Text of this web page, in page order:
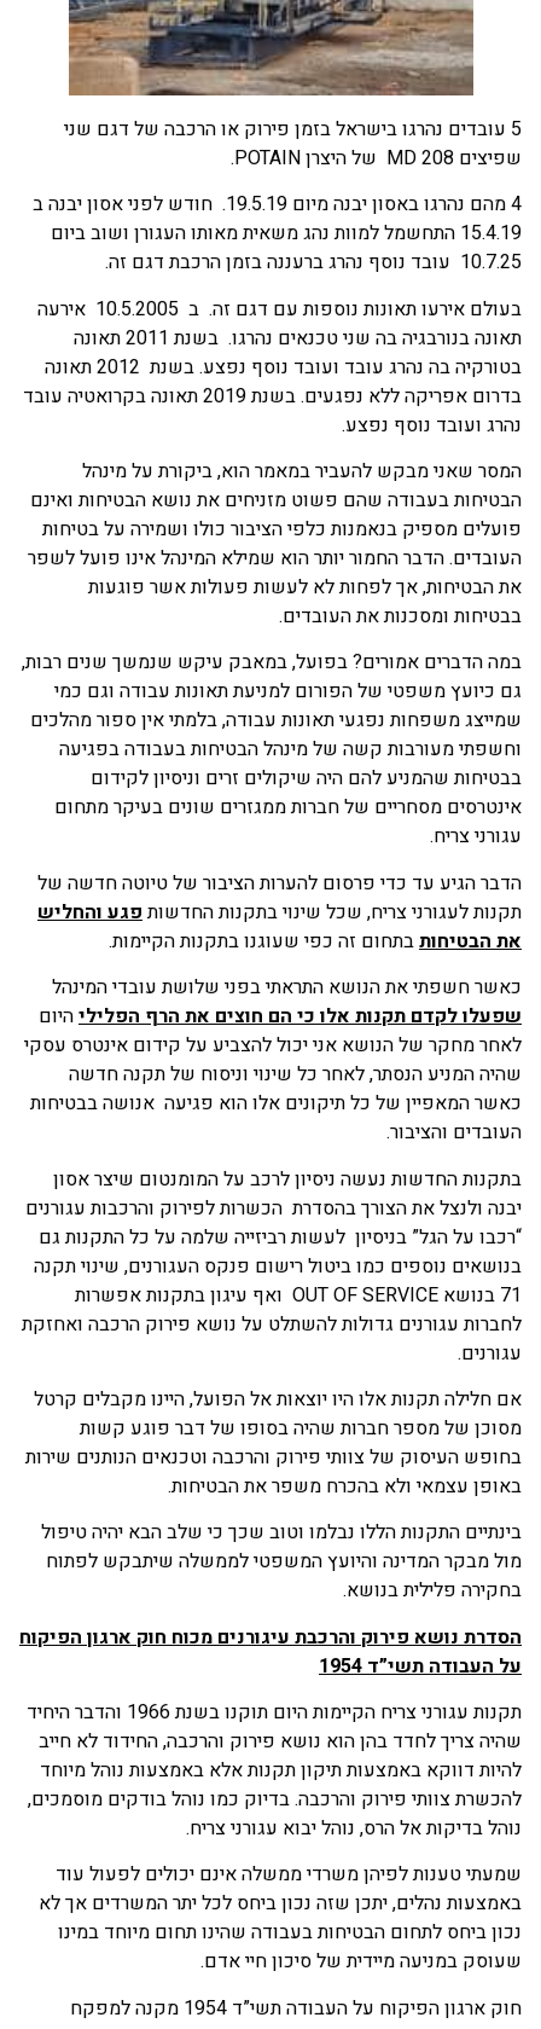
5 עובדים נהרגו בישראל בזמן פירוק או הרכבה של דגם שני
שפיצים MD 208 של היצרן POTAIN.
4 מהם נהרגו באסון יבנה מיום 19.5.19. חודש לפני אסון יבנה ב
15.4.19 התחשמל למוות נהג משאית מאותו העגורן ושוב ביום
10.7.25 עובד נוסף נהרג ברעננה בזמן הרכבת דגם זה.
בעולם אירעו תאונות נוספות עם דגם זה. ב 10.5.2005 אירעה
תאונה בנורבגיה בה שני טכנאים נהרגו. בשנת 2011 תאונה
בטורקיה בה נהרג עובד ועובד נוסף נפצע. בשנת 2012 תאונה
בדרום אפריקה ללא נפגעים. בשנת 2019 תאונה בקרואטיה עובד
נהרג ועובד נוסף נפצע.
המסר שאני מבקש להעביר במאמר הוא, ביקורת על מינהל
הבטיחות בעבודה שהם פשוט מזניחים את נושא הבטיחות ואינם
פועלים מספיק בנאמנות כלפי הציבור כולו ושמירה על בטיחות
העובדים. הדבר החמור יותר הוא שמילא המינהל אינו פועל לשפר
את הבטיחות, אך לפחות לא לעשות פעולות אשר פוגעות
בבטיחות ומסכנות את העובדים.
במה הדברים אמורים? בפועל, במאבק עיקש שנמשך שנים רבות,
גם כיועץ משפטי של הפורום למניעת תאונות עבודה וגם כמי
שמייצג משפחות נפגעי תאונות עבודה, בלמתי אין ספור מהלכים
וחשפתי מעורבות קשה של מינהל הבטיחות בעבודה בפגיעה
בבטיחות שהמניע להם היה שיקולים זרים וניסיון לקידום
אינטרסים מסחריים של חברות ממגזרים שונים בעיקר מתחום
עגורני צריח.
הדבר הגיע עד כדי פרסום להערות הציבור של טיוטה חדשה של
תקנות לעגורני צריח, שכל שינוי בתקנות החדשותפגע והחליש
את הבטיחותבתחום זה כפי שעוגנו בתקנות הקיימות.
כאשר חשפתי את הנושא התראתי בפני שלושת עובדי המינהל
שפעלו לקדם תקנות אלו כי הם חוצים את הרף הפליליהיום
לאחר מחקר של הנושא אני יכול להצביע על קידום אינטרס עסקי
שהיה המניע הנסתר, לאחר כל שינוי וניסוח של תקנה חדשה
כאשר המאפיין של כל תיקונים אלו הוא פגיעה אנושה בבטיחות
העובדים והציבור.
בתקנות החדשות נעשה ניסיון לרכב על המומנטום שיצר אסון
יבנה ולנצל את הצורך בהסדרת הכשרות לפירוק והרכבות עגורנים
“רכבו על הגל” בניסיון לעשות רביזייה שלמה על כל התקנות גם
בנושאים נוספים כמו ביטול רישום פנקס העגורנים, שינוי תקנה
71 בנושא OUT OF SERVICE ואף עיגון בתקנות אפשרות
לחברות עגורנים גדולות להשתלט על נושא פירוק הרכבה ואחזקת
עגורנים.
אם חלילה תקנות אלו היו יוצאות אל הפועל, היינו מקבלים קרטל
מסוכן של מספר חברות שהיה בסופו של דבר פוגע קשות
בחופש העיסוק של צוותי פירוק והרכבה וטכנאים הנותנים שירות
באופן עצמאי ולא בהכרח משפר את הבטיחות.
בינתיים התקנות הללו נבלמו וטוב שכך כי שלב הבא יהיה טיפול
מול מבקר המדינה והיועץ המשפטי לממשלה שיתבקש לפתוח
בחקירה פלילית בנושא.
הסדרת נושא פירוק והרכבת עיגורנים מכוח חוק ארגון הפיקוח
על העבודה תשי”ד 1954
תקנות עגורני צריח הקיימות היום תוקנו בשנת 1966 והדבר היחיד
שהיה צריך לחדד בהן הוא נושא פירוק והרכבה, החידוד לא חייב
להיות דווקא באמצעות תיקון תקנות אלא באמצעות נוהל מיוחד
להכשרת צוותי פירוק והרכבה. בדיוק כמו נוהל בודקים מוסמכים,
נוהל בדיקות אל הרס, נוהל יבוא עגורני צריח.
שמעתי טענות לפיהן משרדי ממשלה אינם יכולים לפעול עוד
באמצעות נהלים, יתכן שזה נכון ביחס לכל יתר המשרדים אך לא
נכון ביחס לתחום הבטיחות בעבודה שהינו תחום מיוחד במינו
שעוסק במניעה מיידית של סיכון חיי אדם.
חוק ארגון הפיקוח על העבודה תשי”ד 1954 מקנה למפקח